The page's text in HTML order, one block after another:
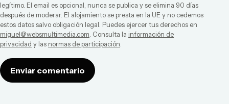
legítimo. El email es opcional, nunca se publica y se elimina 90 días
después de moderar. El alojamiento se presta en la UE y no cedemos
estos datos salvo obligación legal. Puedes ejercer tus derechos en
miguel@websmultimedia.com. Consulta la información de
privacidad y las normas de participación.
Enviar comentario